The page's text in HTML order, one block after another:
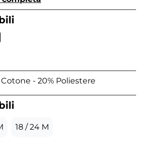
- 20% Poliestere
18 / 24 M